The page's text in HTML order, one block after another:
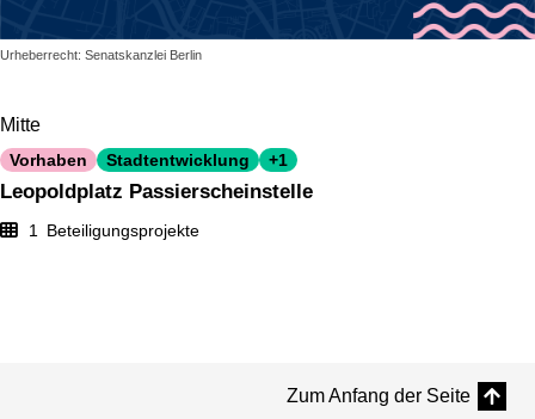
Urheberrecht: Senatskanzlei Berlin
Mitte
Vorhaben Stadtentwicklung +1
Leopoldplatz Passierscheinstelle
1 Beteiligungsprojekte
Zum Anfang der Seite